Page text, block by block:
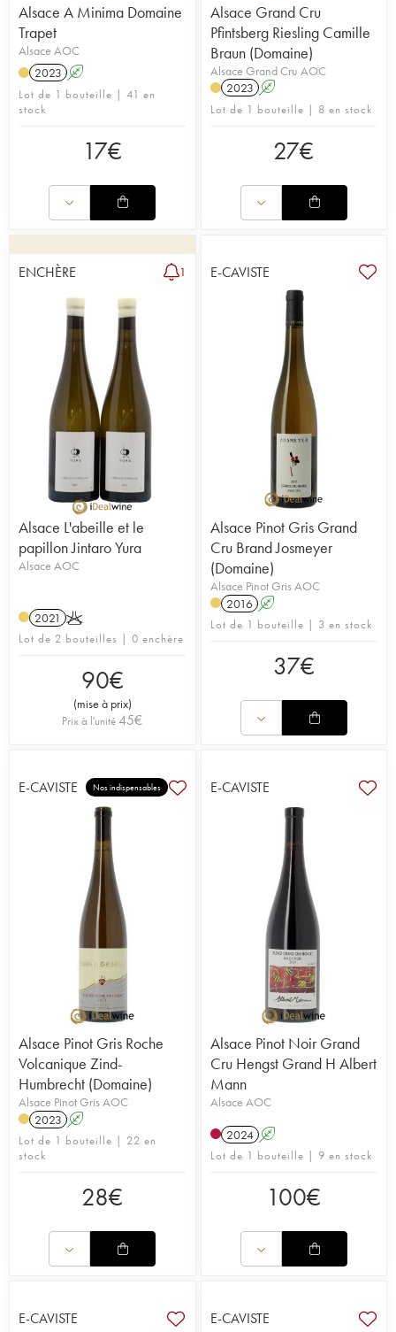
Alsace A Minima Domaine
Trapet
Alsace AOC
2023 A
Lot de 1 bouteille | 41 en
stock
17€
Alsace Grand Cru
Pfintsberg Riesling Camille
Braun (Domaine)
Alsace Grand Cru AOC
2023 A
Lot de 1 bouteille | 8 en stock
27€
ENCHÈRE 1
Alsace L'abeille et le
papillon Jintaro Yura
Alsace AOC
2021 K
Lot de 2 bouteilles | 0 enchère
90€
(mise à prix)
Prix à l'unité45€
E-CAVISTE
Alsace Pinot Gris Grand
Cru Brand Josmeyer
(Domaine)
Alsace Pinot Gris AOC
2016 A
Lot de 1 bouteille | 3 en stock
37€
E-CAVISTE Nos indispensables
Alsace Pinot Gris Roche
Volcanique Zind-
Humbrecht (Domaine)
Alsace Pinot Gris AOC
2023 A
Lot de 1 bouteille | 22 en
stock
28€
E-CAVISTE
Alsace Pinot Noir Grand
Cru Hengst Grand H Albert
Mann
Alsace AOC
2024 A
Lot de 1 bouteille | 9 en stock
100€
E-CAVISTE E-CAVISTE